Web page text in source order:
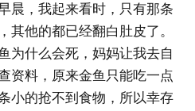
晨，我起来看时，只有那条
其他的都已经翻白肚皮了。
为什么会死，妈妈让我去自
资料，原来金鱼只能吃一点
小的抢不到食物，所以幸存